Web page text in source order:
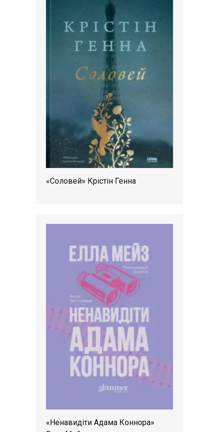
«Соловей» Крістін Генна
«Ненавидіти Адама Коннора»